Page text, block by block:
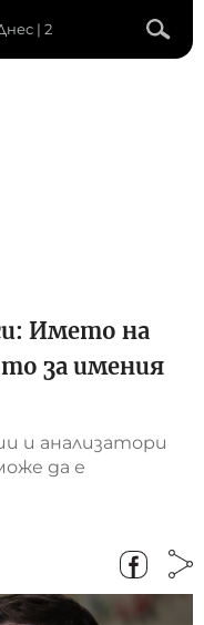
| 2
Името на
за имения
и анализатори
да е